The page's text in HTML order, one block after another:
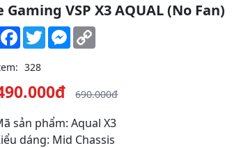
Gaming VSP X3 AQUAL (No Fan)
Facebook
TwitterMessenger
328
690.000đ
sản phẩm: Aqual X3
dáng: Mid Chassis